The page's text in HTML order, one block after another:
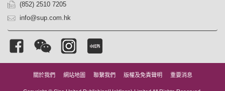
(852) 2510 7205
info@sup.com.hk
關於我們 網站地圖 聯繫我們 版權及免責聲明 重要消息